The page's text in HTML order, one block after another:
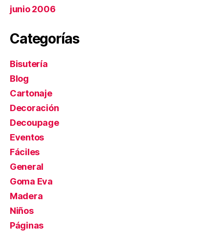
junio 2006
Categorías
Bisutería
Blog
Cartonaje
Decoración
Decoupage
Eventos
Fáciles
General
Goma Eva
Madera
Niños
Páginas